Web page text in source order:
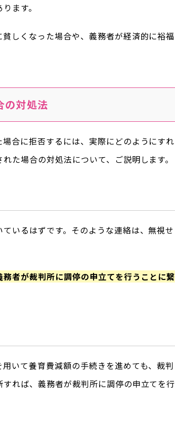
ます。
しくなった場合や、義務者が経済的に裕福
の対処法
合に拒否するには、実際にどのようにすれ
た場合の対処法について、ご説明します。
いるはずです。そのような連絡は、無視せ
務者が裁判所に調停の申立てを行うことに繋
いて養育費減額の手続きを進めても、裁判
れば、義務者が裁判所に調停の申立てを行